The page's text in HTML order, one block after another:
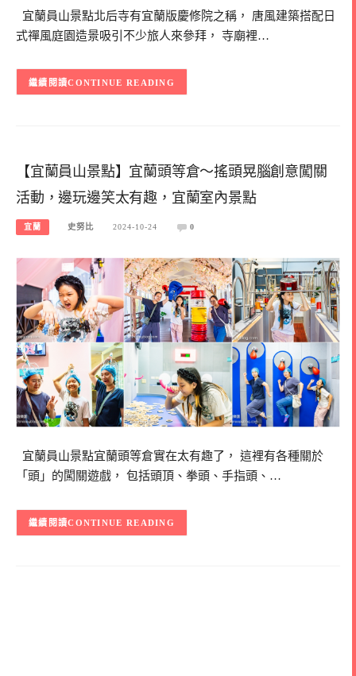
宜蘭員山景點北后寺有宜蘭版慶修院之稱， 唐風建築搭配日
式禪風庭園造景吸引不少旅人來參拜， 寺廟裡…
CONTINUE READING
【宜蘭員山景點】宜蘭頭等倉～搖頭晃腦創意闖關
活動，邊玩邊笑太有趣，宜蘭室內景點
宜蘭 史努比 2024-10-24 0
宜蘭員山景點宜蘭頭等倉實在太有趣了， 這裡有各種關於
「頭」的闖關遊戲， 包括頭頂、拳頭、手指頭、…
CONTINUE READING